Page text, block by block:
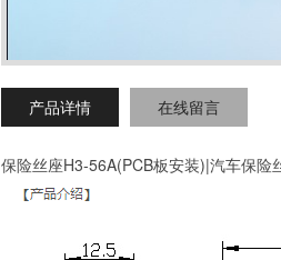
产品详情 在线留言
保险丝座H3-56A(PCB板安装)|汽车保险